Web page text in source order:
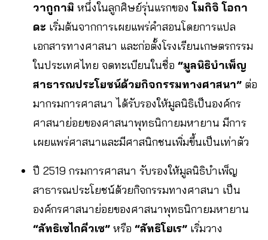
วากูกามิ หนึ่งในลูกศิษย์รุ่นแรกของโมกิจิ โอกา
ดะ เริ่มต้นจากการเผยแพร่คำสอนโดยการแปล
เอกสารทางศาสนา และก่อตั้งโรงเรียนเกษตรกรรม
ในประเทศไทย จดทะเบียนในชื่อ “มูลนิธิบำเพ็ญ
สาธารณประโยชน์ด้วยกิจกรรมทางศาสนา” ต่อ
มากรมการศาสนา ได้รับรองให้มูลนิธิเป็นองค์กร
ศาสนาย่อยของศาสนาพุทธนิกายมหายาน มีการ
เผยแพร่ศาสนาและมีศาสนิกชนเพิ่มขึ้นเป็นเท่าตัว
ปี 2519 กรมการศาสนา รับรองให้มูลนิธิบำเพ็ญ
สาธารณประโยชน์ด้วยกิจกรรมทางศาสนา เป็น
องค์กรศาสนาย่อยของศาสนาพุทธนิกายมหายาน
“ลัทธิเซไกคีวเซ” หรือ “ลัทธิโยเร” เริ่มวาง